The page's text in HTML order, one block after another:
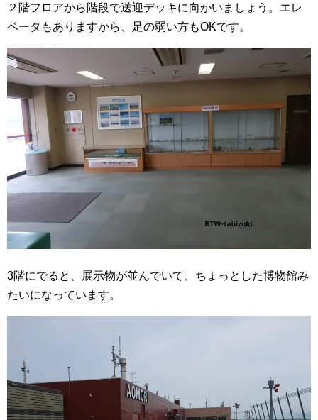
２階フロアから階段で送迎デッキに向かいましょう。エレ
ベータもありますから、足の弱い方もOKです。
3階にでると、展示物が並んでいて、ちょっとした博物館み
たいになっています。